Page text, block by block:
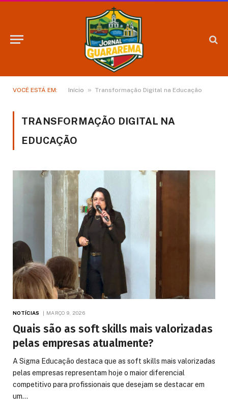
VOCÊ ESTÁ EM: Início » Transformação Digital na Educação
TRANSFORMAÇÃO DIGITAL NA
EDUCAÇÃO
NOTÍCIAS MARÇO 9, 2026
Quais são as soft skills mais valorizadas
pelas empresas atualmente?
A Sigma Educação destaca que as soft skills mais valorizadas
pelas empresas representam hoje o maior diferencial
competitivo para profissionais que desejam se destacar em
um…